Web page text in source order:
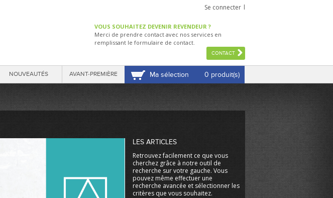
Se connecter
VOUS SOUHAITEZ DEVENIR REVENDEUR ?
Merci de prendre contact avec nos services en
remplissant le formulaire de contact.
CONTACT
NOUVEAUTÉS AVANT-PREMIÈRE Ma sélection 0 produit(s)
LES ARTICLES
Retrouvez facilement ce que vous
cherchez grâce à notre outil de
recherche sur votre gauche. Vous
pouvez même effectuer une
recherche avancée et sélectionner les
critères que vous souhaitez.